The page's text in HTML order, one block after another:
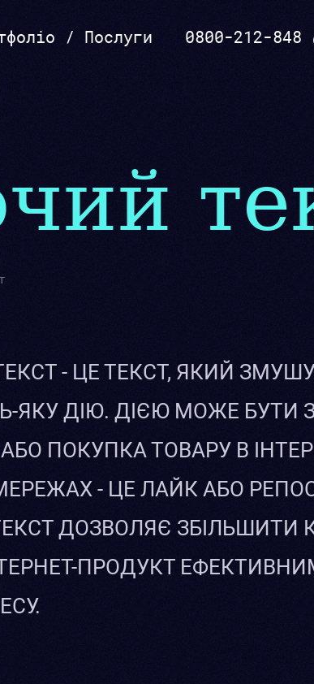
/ Послуги 0800-212-848
- ЦЕ ТЕКСТ, ЯКИЙ
ЯКУ ДІЮ. ДІЄЮ МОЖЕ БУТИ
ПОКУПКА ТОВАРУ В
- ЦЕ ЛАЙК АБО
ДОЗВОЛЯЄ ЗБІЛЬШИТИ
ПРОДУКТ